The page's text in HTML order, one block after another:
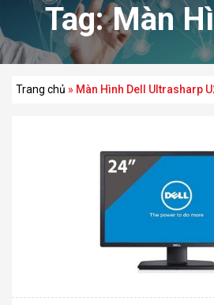
Tag:Màn
Ultrasharp
tốt
Trang chủ » Màn Hình Dell Ultrasharp